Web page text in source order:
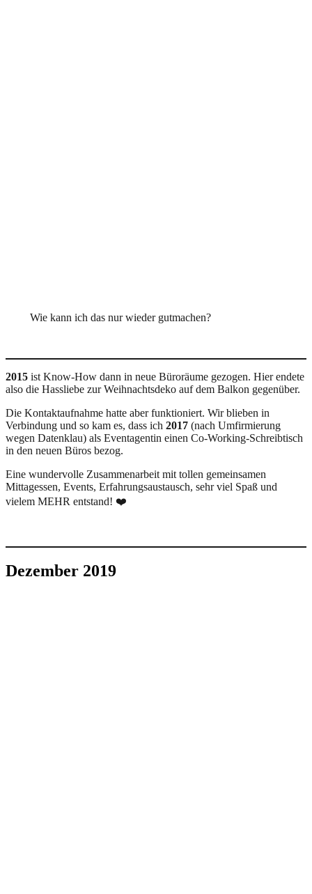
Wie kann ich das nur wieder gutmachen?
2015 ist Know-How dann in neue Büroräume gezogen. Hier endete
also die Hassliebe zur Weihnachtsdeko auf dem Balkon gegenüber.
Die Kontaktaufnahme hatte aber funktioniert. Wir blieben in
Verbindung und so kam es, dass ich 2017 (nach Umfirmierung
wegen Datenklau) als Eventagentin einen Co-Working-Schreibtisch
in den neuen Büros bezog.
Eine wundervolle Zusammenarbeit mit tollen gemeinsamen
Mittagessen, Events, Erfahrungsaustausch, sehr viel Spaß und
vielem MEHR entstand! ❤️
Dezember 2019